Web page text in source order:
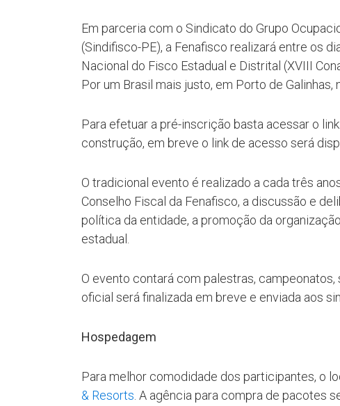
Em parceria com o Sindicato do Grupo
(Sindifisco-PE), a Fenafisco realizará entre os
Nacional do Fisco Estadual e Distrital (XVIII
Por um Brasil mais justo, em Porto de Galinhas,
Para efetuar a pré-inscrição basta acessar o link:
construção, em breve o link de acesso será
O tradicional evento é realizado a cada três
Conselho Fiscal da Fenafisco, a discussão e
política da entidade, a promoção da
estadual.
O evento contará com palestras,
oficial será finalizada em breve e enviada aos
Hospedagem
Para melhor comodidade dos participantes, o
& Resorts . A agência para compra de pacotes